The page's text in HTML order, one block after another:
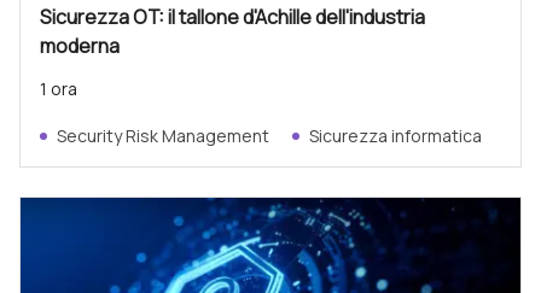
Sicurezza OT: il tallone d'Achille dell'industria
moderna
1 ora
Security Risk Management Sicurezza informatica